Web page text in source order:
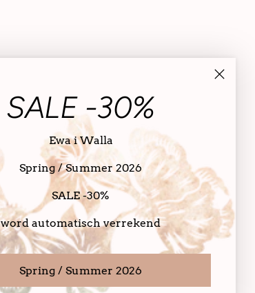
SALE -30%
Ewa i Walla
Spring / Summer 2026
SALE -30%
word automatisch verrekend
Spring / Summer 2026